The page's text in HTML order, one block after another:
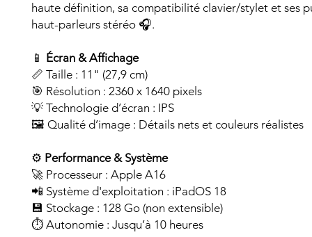
haute définition, sa compatibilité clavier/stylet et ses
haut-parleurs stéréo 🎧.
📱 Écran & Affichage
📏 Taille : 11" (27,9 cm)
🎯 Résolution : 2360 x 1640 pixels
💡 Technologie d’écran : IPS
🖼️ Qualité d’image : Détails nets et couleurs réalistes
⚙️ Performance & Système
🚀 Processeur : Apple A16
📲 Système d'exploitation : iPadOS 18
💾 Stockage : 128 Go (non extensible)
⏱️ Autonomie : Jusqu’à 10 heures